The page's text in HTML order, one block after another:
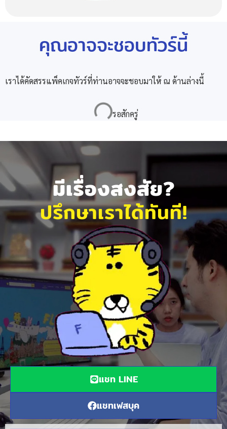
คุณอาจจะชอบทัวร์นี้
เราได้คัดสรรแพ็คเกจทัวร์ที่ท่านอาจจะชอบมาให้ ณ ด้านล่างนี้
มีเรื่องสงสัย?
ปรึกษาเราได้ทันที!
แชท LINE
แชทเฟสบุค